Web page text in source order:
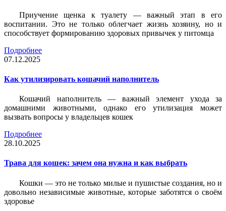
Приучение щенка к туалету — важный этап в его
воспитании. Это не только облегчает жизнь хозяину, но и
способствует формированию здоровых привычек у питомца
Подробнее
07.12.2025
Как утилизировать кошачий наполнитель
Кошачий наполнитель — важный элемент ухода за
домашними животными, однако его утилизация может
вызвать вопросы у владельцев кошек
Подробнее
28.10.2025
Трава для кошек: зачем она нужна и как выбрать
Кошки — это не только милые и пушистые создания, но и
довольно независимые животные, которые заботятся о своём
здоровье